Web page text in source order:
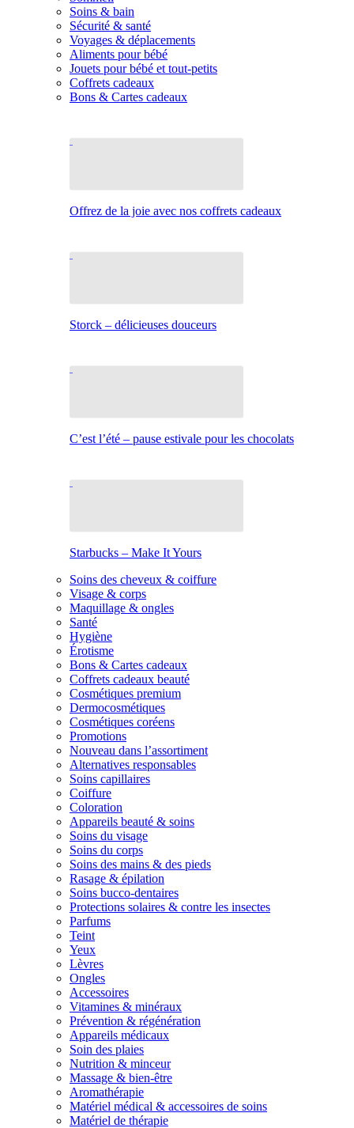
Soins & bain
Sécurité & santé
Voyages & déplacements
Aliments pour bébé
Jouets pour bébé et tout-petits
Coffrets cadeaux
Bons & Cartes cadeaux
Offrez de la joie avec nos coffrets cadeaux
Storck – délicieuses douceurs
C’est l’été – pause estivale pour les chocolats
Starbucks – Make It Yours
Soins des cheveux & coiffure
Visage & corps
Maquillage & ongles
Santé
Hygiène
Érotisme
Bons & Cartes cadeaux
Coffrets cadeaux beauté
Cosmétiques premium
Dermocosmétiques
Cosmétiques coréens
Promotions
Nouveau dans l’assortiment
Alternatives responsables
Soins capillaires
Coiffure
Coloration
Appareils beauté & soins
Soins du visage
Soins du corps
Soins des mains & des pieds
Rasage & épilation
Soins bucco-dentaires
Protections solaires & contre les insectes
Parfums
Teint
Yeux
Lèvres
Ongles
Accessoires
Vitamines & minéraux
Prévention & régénération
Appareils médicaux
Soin des plaies
Nutrition & minceur
Massage & bien-être
Aromathérapie
Matériel médical & accessoires de soins
Matériel de thérapie